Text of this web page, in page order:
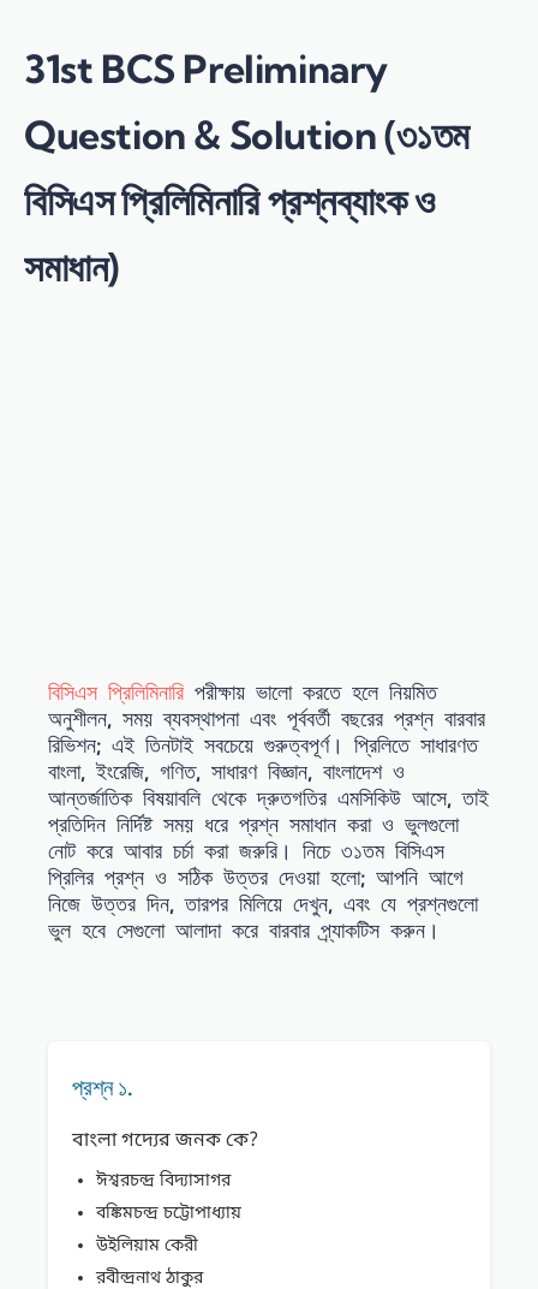
31st BCS Preliminary
Question & Solution (৩১তম
বিসিএস প্রিলিমিনারি প্রশ্নব্যাংক ও
সমাধান)
বিসিএস প্রিলিমিনারি পরীক্ষায় ভালো করতে হলে নিয়মিত
অনুশীলন, সময় ব্যবস্থাপনা এবং পূর্ববর্তী বছরের প্রশ্ন বারবার
রিভিশন; এই তিনটাই সবচেয়ে গুরুত্বপূর্ণ। প্রিলিতে সাধারণত
বাংলা, ইংরেজি, গণিত, সাধারণ বিজ্ঞান, বাংলাদেশ ও
আন্তর্জাতিক বিষয়াবলি থেকে দ্রুতগতির এমসিকিউ আসে, তাই
প্রতিদিন নির্দিষ্ট সময় ধরে প্রশ্ন সমাধান করা ও ভুলগুলো
নোট করে আবার চর্চা করা জরুরি। নিচে ৩১তম বিসিএস
প্রিলির প্রশ্ন ও সঠিক উত্তর দেওয়া হলো; আপনি আগে
নিজে উত্তর দিন, তারপর মিলিয়ে দেখুন, এবং যে প্রশ্নগুলো
ভুল হবে সেগুলো আলাদা করে বারবার প্র্যাকটিস করুন।
প্রশ্ন ১.
বাংলা গদ্যের জনক কে?
ঈশ্বরচন্দ্র বিদ্যাসাগর
বঙ্কিমচন্দ্র চট্টোপাধ্যায়
উইলিয়াম কেরী
রবীন্দ্রনাথ ঠাকুর